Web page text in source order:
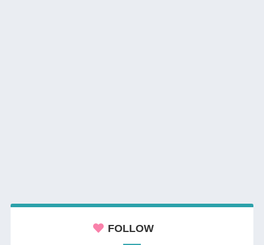
FOLLOW